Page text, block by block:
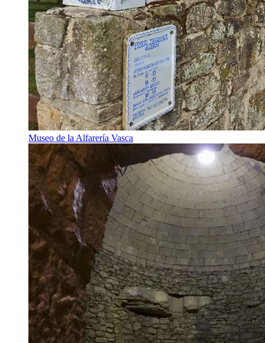
Museo de la Alfarería Vasca